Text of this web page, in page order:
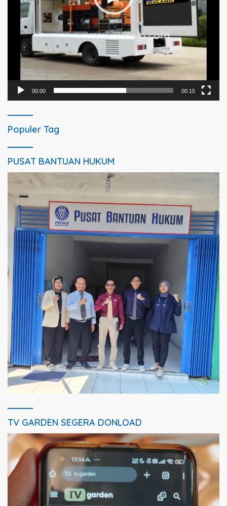
00:00 00:15
Populer Tag
PUSAT BANTUAN HUKUM
TV GARDEN SEGERA DONLOAD
Pemutar
Video